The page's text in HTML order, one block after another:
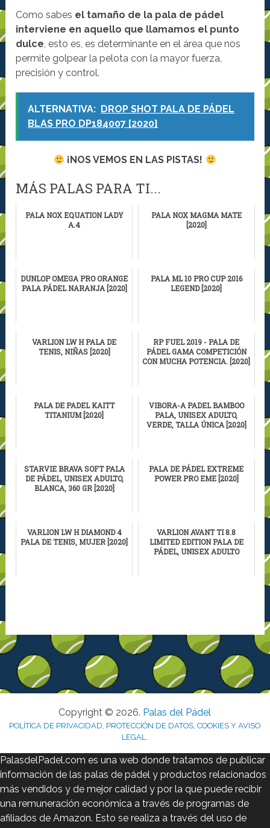
Como sabes el tamaño de la pala de pádel
interviene en aquello que llamamos el punto
dulce, esto es, es determinante en el área que nos
permite golpear la pelota con la mayor fuerza,
precisión y control.
ALTERNATIVA: DROP SHOT PALA DE PÁDEL
BLAS PRO DP184007 [2020]
¡NOS VEMOS EN LAS PISTAS!
MÁS PALAS PARA TI...
PALA NOX EQUATION LADY
A.4
PALA NOX MAGMA MATE
[2020]
DUNLOP OMEGA PRO ORANGE
PALA PÁDEL NARANJA [2020]
PALA ML 10 PRO CUP 2016
LEGEND [2020]
VARLION LW H PALA DE
TENIS, NIÑAS [2020]
RP FUEL 2019 - PALA DE
PÁDEL GAMA COMPETICIÓN
CON MUCHA POTENCIA. [2020]
PALA DE PADEL KAITT
TITANIUM [2020]
VIBORA-A PADEL BAMBOO
PALA, UNISEX ADULTO,
VERDE, TALLA ÚNICA [2020]
STARVIE BRAVA SOFT PALA
DE PÁDEL, UNISEX ADULTO,
BLANCA, 360 GR [2020]
PALA DE PÁDEL EXTREME
POWER PRO EME [2020]
VARLION LW H DIAMOND 4
PALA DE TENIS, MUJER [2020]
VARLION AVANT TI 8.8
LIMITED EDITION PALA DE
PÁDEL, UNISEX ADULTO
Copyright © 2026. Palas del Pádel
POLÍTICA DE PRIVACIDAD, PROTECCIÓN DE DATOS, COOKIES Y AVISO
LEGAL
PalasdelPadel.com es una web donde tratamos de publicar
información de las palas de pádel y productos relacionados
más vendidos y de mejor calidad y por la que puede recibir
una remuneración económica a través de programas de
afiliados de Amazon. Esto se realiza a través del uso de